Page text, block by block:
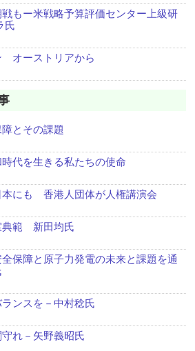
もー米戦略予算評価センター上級研
氏
オーストリアから
とその課題
代を生きる私たちの使命
本にも 香港人団体が人権講演会
典範 新田均氏
保障と原子力発電の未来と課題を通
ンスを－中村稔氏
れ－矢野義昭氏